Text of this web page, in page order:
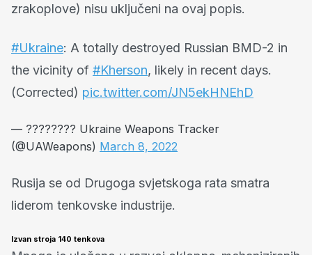
zrakoplove) nisu uključeni na ovaj popis.
#Ukraine: A totally destroyed Russian BMD-2 in
the vicinity of #Kherson, likely in recent days.
(Corrected) pic.twitter.com/JN5ekHNEhD
— ???????? Ukraine Weapons Tracker
(@UAWeapons) March 8, 2022
Rusija se od Drugoga svjetskoga rata smatra
liderom tenkovske industrije.
Izvan stroja 140 tenkova